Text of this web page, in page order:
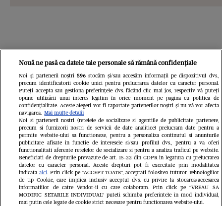
Nouă ne pasă ca datele tale personale să rămână confidențiale
Noi și partenerii noștri 596stocăm și/sau accesăm informații pe dispozitivul dvs.,
precum identificatorii cookie unici pentru prelucrarea datelor cu caracter personal.
Puteți accepta sau gestiona preferințele dvs. făcând clic mai jos, respectiv vă puteți
opune utilizării unui interes legitim în orice moment pe pagina cu politica de
confidențialitate. Aceste alegeri vor fi raportate partenerilor noștri și nu vă vor afecta
navigarea. Mai multe detalii
Noi si partenerii nostri (retelele de socializare si agentiile de publicitate partenere,
precum si furnizorii nostri de servicii de date analitice) prelucram date pentru a
permite website-ului sa functioneze, pentru a personaliza continutul si anunturile
publicitare afisate in functie de interesele si/sau profilul dvs., pentru a va oferi
functionalitati aferente retelelor de socializare si pentru a analiza traficul pe website.
Beneficiati de drepturile prevazute de art. 15-22 din GDPR in legatura cu prelucrarea
datelor cu caracter personal. Aceste drepturi pot fi exercitate prin modalitatea
indicataaici. Prin click pe “ACCEPT TOATE”, acceptati folosirea tuturor Tehnologiilor
de tip Cookie, care implica inclusiv acceptul dvs. cu privire la stocarea/accesarea
informatiilor de catre Vendor-ii cu care colaboram. Prin click pe “VREAU SA
MODIFIC SETARILE INDIVIDUAL” puteti schimba preferintele in mod individual,
mai putin cele legate de cookie strict necesare pentru functionarea website-ului.